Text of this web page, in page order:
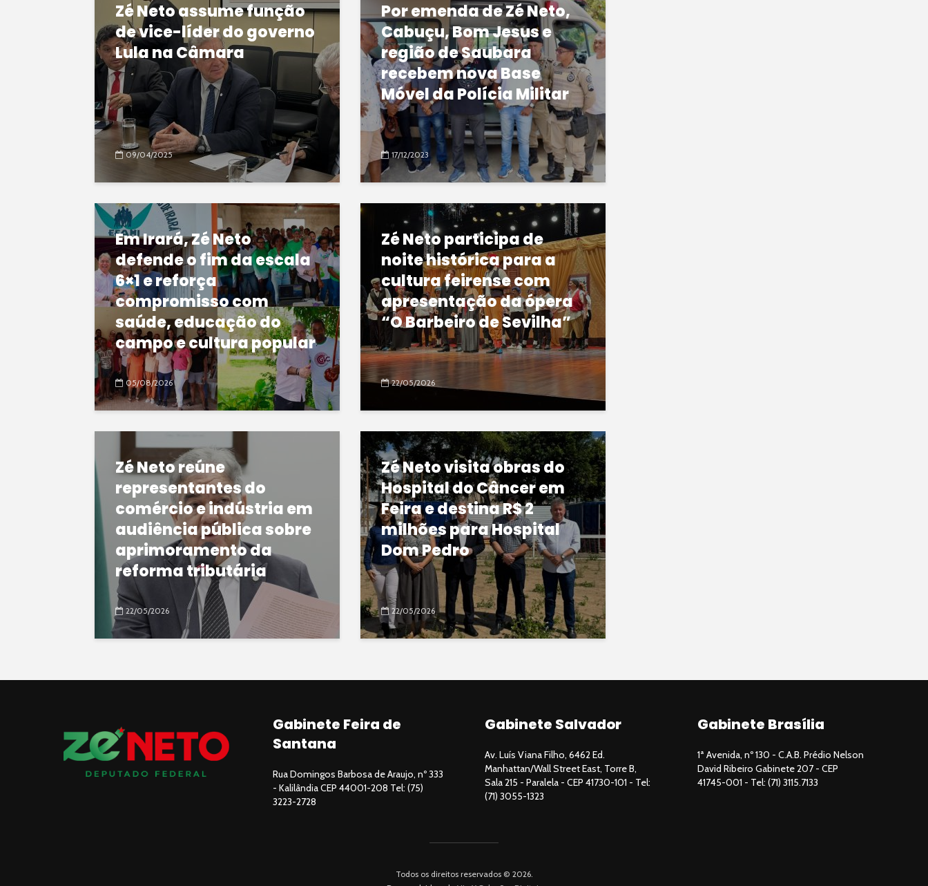
Zé Neto assume função
de vice-líder do governo
Lula na Câmara
09/04/2025
Por emenda de Zé Neto,
Cabuçu, Bom Jesus e
região de Saubara
recebem nova Base
Móvel da Polícia Militar
17/12/2023
Em Irará, Zé Neto
defende o fim da escala
6×1 e reforça
compromisso com
saúde, educação do
campo e cultura popular
05/08/2026
Zé Neto participa de
noite histórica para a
cultura feirense com
apresentação da ópera
“O Barbeiro de Sevilha”
22/05/2026
Zé Neto reúne
representantes do
comércio e indústria em
audiência pública sobre
aprimoramento da
reforma tributária
22/05/2026
Zé Neto visita obras do
Hospital do Câncer em
Feira e destina R$ 2
milhões para Hospital
Dom Pedro
22/05/2026
Gabinete Feira de
Santana
Rua Domingos Barbosa de Araujo, nº 333
- Kalilândia CEP 44001-208 Tel: (75)
3223-2728
Gabinete Salvador
Av. Luís Viana Filho, 6462 Ed.
Manhattan/Wall Street East, Torre B,
Sala 215 - Paralela - CEP 41730-101 - Tel:
(71) 3055-1323
Gabinete Brasília
1ª Avenida, nº 130 - C.A.B. Prédio Nelson
David Ribeiro Gabinete 207 - CEP
41745-001 - Tel: (71) 3115.7133
Todos os direitos reservados © 2026.